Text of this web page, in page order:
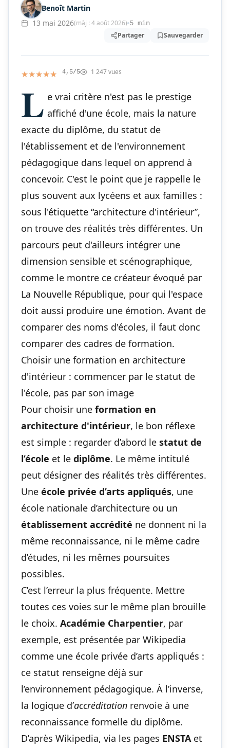
Benoît Martin
13 mai 2026(màj : 4 août 2026) 5 min
Partager Sauvegarder
★★★★★
★★★★★ 4,5/5 1 247 vues
L e vrai critère n'est pas le prestige
affiché d'une école, mais la nature
exacte du diplôme, du statut de
l'établissement et de l'environnement
pédagogique dans lequel on apprend à
concevoir. C'est le point que je rappelle le
plus souvent aux lycéens et aux familles :
sous l'étiquette “architecture d'intérieur”,
on trouve des réalités très différentes. Un
parcours peut d'ailleurs intégrer une
dimension sensible et scénographique,
comme le montre ce créateur évoqué par
La Nouvelle République, pour qui l'espace
doit aussi produire une émotion. Avant de
comparer des noms d'écoles, il faut donc
comparer des cadres de formation.
Choisir une formation en architecture
d'intérieur : commencer par le statut de
l'école, pas par son image
Pour choisir une formation en
architecture d'intérieur, le bon réflexe
est simple : regarder d’abord le statut de
l’école et le diplôme. Le même intitulé
peut désigner des réalités très différentes.
Une école privée d’arts appliqués, une
école nationale d’architecture ou un
établissement accrédité ne donnent ni la
même reconnaissance, ni le même cadre
d’études, ni les mêmes poursuites
possibles.
C’est l’erreur la plus fréquente. Mettre
toutes ces voies sur le même plan brouille
le choix. Académie Charpentier, par
exemple, est présentée par Wikipedia
comme une école privée d’arts appliqués :
ce statut renseigne déjà sur
l’environnement pédagogique. À l’inverse,
la logique d’accréditation renvoie à une
reconnaissance formelle du diplôme.
D’après Wikipedia, via les pages ENSTAet